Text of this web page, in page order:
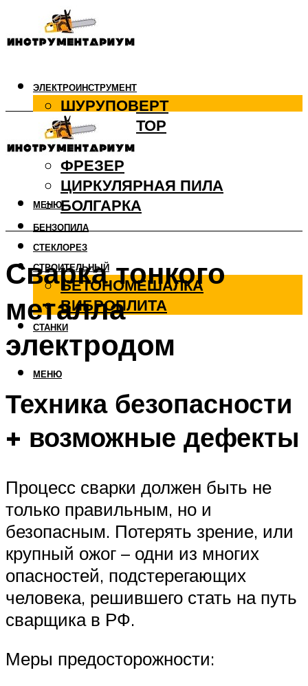
ЭЛЕКТРОИНСТРУМЕНТ
ШУРУПОВЕРТ
ПЕРФОРАТОР
ДРЕЛЬ
ФРЕЗЕР
ЦИРКУЛЯРНАЯ ПИЛА
БОЛГАРКА
БЕНЗОПИЛА
СТЕКЛОРЕЗ
СТРОИТЕЛЬНЫЙ
БЕТОНОМЕШАЛКА
ВИБРОПЛИТА
СТАНКИ
МЕНЮ
МЕНЮ
Сварка тонкого
металла
электродом
Техника безопасности
+ возможные дефекты
Процесс сварки должен быть не
только правильным, но и
безопасным. Потерять зрение, или
крупный ожог – одни из многих
опасностей, подстерегающих
человека, решившего стать на путь
сварщика в РФ.
Меры предосторожности: